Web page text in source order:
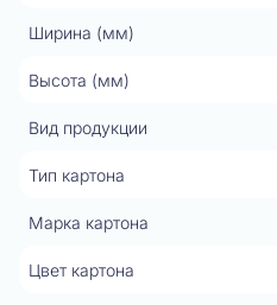
Ширина (мм)
Высота (мм)
Вид продукции
Тип картона
Марка картона
Цвет картона